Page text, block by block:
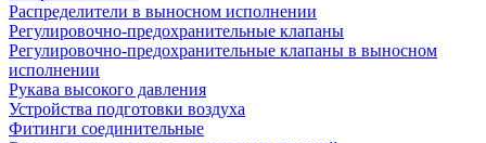
Распределители в выносном исполнении
Регулировочно-предохранительные клапаны
Регулировочно-предохранительные клапаны в выносном
исполнении
Рукава высокого давления
Устройства подготовки воздуха
Фитинги соединительные